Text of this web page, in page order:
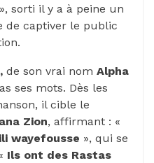
sorti il y a à peine un
de captiver le public
de son vrai nom Alpha
ses mots. Dès les
il cible le
Zion, affirmant : «
wayefousse », qui se
Ils ont des Rastas